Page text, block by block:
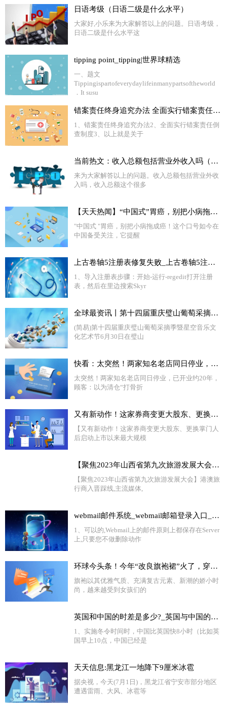
日语考级（日语二级是什么水平）
大家好,小乐来为大家解答以上的问题。日语考级，
日语二级是什么水平这
tipping point_tipping|世界球精选
一、题文
Tippingispartofeverydaylifeinmanypartsoftheworld
．It susu
错案责任终身追究办法 全面实行错案责任倒查制度 基本情况讲解_每日热讯
1、错案责任终身追究办法2、全面实行错案责任倒
查制度3、以上就是关于
当前热文：收入总额包括营业外收入吗（收入总额）
来为大家解答以上的问题。收入总额包括营业外收
入吗，收入总额这个很多
【天天热闻】“中国式”胃癌，别把小病拖成癌!这些不良习惯，要趁早改掉
"中国式 "胃癌，别把小病拖成癌！这个口号如今在
中国备受关注，它提醒
上古卷轴5注册表修复失败_上古卷轴5注册表修复
1、导入注册表步骤：开始-运行-regedit打开注册
表，然后在里边搜索Skyr
全球最资讯丨第十四届重庆璧山葡萄采摘季暨星空音乐文化艺术节开幕
(简易)第十四届重庆璧山葡萄采摘季暨星空音乐文
化艺术节6月30日在璧山
快看：太突然！两家知名老店同日停业，已开业约20年，顾客：以为清仓“打骨折”，却发现并不便宜
太突然！两家知名老店同日停业，已开业约20年，
顾客：以为清仓“打骨折
又有新动作！这家券商变更大股东、更换掌门人后 启动上市以来最大规模再融资
【又有新动作！这家券商变更大股东、更换掌门人
后启动上市以来最大规模
【聚焦2023年山西省第九次旅游发展大会】港澳旅行商入晋踩线
【聚焦2023年山西省第九次旅游发展大会】港澳旅
行商入晋踩线,主流媒体,
webmail邮件系统_webmail邮箱登录入口_世界独家
1、可以的,Webmail上的邮件原则上都保存在Server
上,只要您不做删除动作
环球今头条！今年“改良旗袍裙”火了，穿上身高雅时尚，老少皆宜，很女神范儿
旗袍以其优雅气质、充满复古元素、新潮的娇小时
尚，越来越受到女孩们的
英国和中国的时差是多少?_英国与中国的时差是多少
1、实施冬令时间时，中国比英国快8小时（比如英
国早上10点，中国已经是
天天信息:黑龙江一地降下9厘米冰雹
据央视，今天(7月1日)，黑龙江省宁安市部分地区
遭遇雷雨、大风、冰雹等